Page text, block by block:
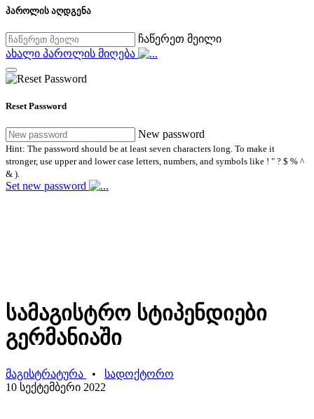
პაროლის აღდგენა
ჩაწერეთ მეილი
ახალი პაროლის მიღება
Reset Password
New password
Hint: The password should be at least seven characters long. To make it
stronger, use upper and lower case letters, numbers, and symbols like ! " ? $ % ^
& ).
Set new password
სამაგისტრო სტიპენდიები
გერმანიაში
მაგისტრატურა • სადოქტორო
10 სექტემბერი 2022